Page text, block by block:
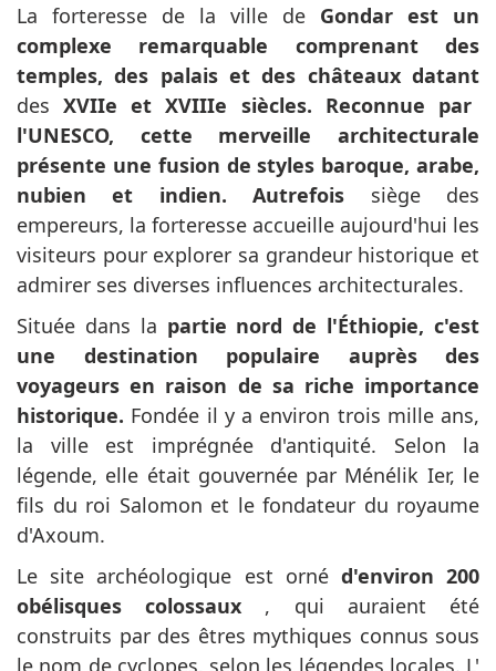
La forteresse de la ville de Gondar est un
complexe remarquable comprenant des
temples, des palais et des châteaux datant
desXVIIe et XVIIIe siècles. Reconnue par
l'UNESCO, cette merveille architecturale
présente une fusion de styles baroque, arabe,
nubien et indien.Autrefois siège des
empereurs, la forteresse accueille aujourd'hui les
visiteurs pour explorer sa grandeur historique et
admirer ses diverses influences architecturales.
Située dans la partie nord de l'Éthiopie, c'est
une destination populaire auprès des
voyageurs en raison de sa riche importance
historique. Fondée il y a environ trois mille ans,
la ville est imprégnée d'antiquité. Selon la
légende, elle était gouvernée par Ménélik Ier, le
fils du roi Salomon et le fondateur du royaume
d'Axoum.
Le site archéologique est orné d'environ 200
obélisques colossaux , qui auraient été
construits par des êtres mythiques connus sous
le nom de cyclopes, selon les légendes locales. L'